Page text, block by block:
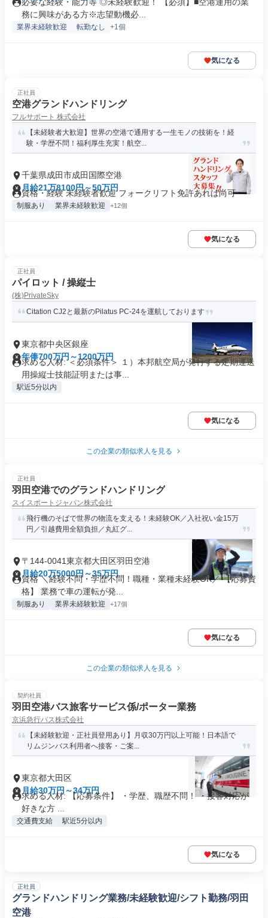
務に興味がある方※志望動機必...
業界未経験歓迎 転勤なし +1個
気になる
正社員
空港グランドハンドリング
フルサポート 株式会社
【未経験者大歓迎】世界の空港で通用する一生モノの技術を！経
験・学歴不問！福利厚生充実！航空...
千葉県成田市成田国際空港
月給21万8100円～50万円
資格・経験 未経験者歓迎 フォークリフト免許あれば尚可
制服あり 業界未経験歓迎 +12個
気になる
正社員
パイロット / 操縦士
(株)PrivateSky
Citation CJ2と最新のPilatus PC-24を運航しております
東京都中央区銀座
年俸700万円～1200万円
求める人材: ＜必須条件＞ １）本邦航空局が発行する定期運送
用操縦士技能証明または事...
駅近5分以内
気になる
この企業の類似求人を見る
正社員
羽田空港でのグランドハンドリング
スイスポートジャパン株式会社
飛行機のそばで世界の物流を支える！未経験OK／入社祝い金15万
円／引越費用全額負担／丸紅グ...
〒144-0041東京都大田区羽田空港
月給20万5000円～35万円
資格 ＼経験不問・学歴不問！職種・業種未経験OK／ 【応募資
格】 業務で車の運転が発...
制服あり 業界未経験歓迎 +17個
気になる
この企業の類似求人を見る
契約社員
羽田空港バス旅客サービス係/ポーター業務
京浜急行バス株式会社
【未経験歓迎・正社員登用あり】月収30万円以上可能！日本語で
リムジンバス利用者へ接客・ご案...
東京都大田区
月給30万円～34万円
求める人材: 【応募条件】 ・学歴、職歴不問！ ・接客対応が
好きな方 ...
交通費支給 駅近5分以内
気になる
正社員
グランドハンドリング業務/未経験歓迎/シフト勤務/羽田
空港